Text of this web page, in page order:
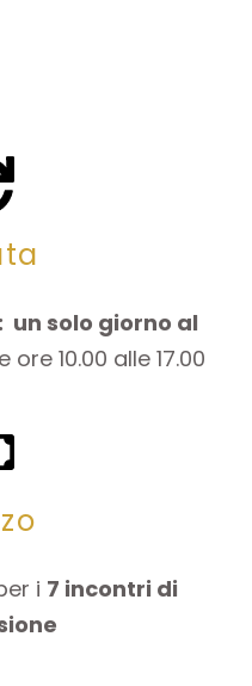
un solo giorno al
ore 10.00 alle 17.00
i 7 incontri di